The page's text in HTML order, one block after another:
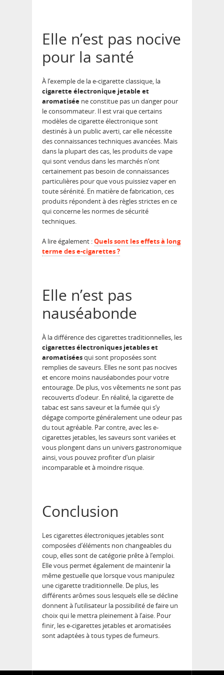
Elle n’est pas nocive
pour la santé
À l’exemple de la e-cigarette classique, la
cigarette électronique jetable et
aromatisée ne constitue pas un danger pour
le consommateur. Il est vrai que certains
modèles de cigarette électronique sont
destinés à un public averti, car elle nécessite
des connaissances techniques avancées. Mais
dans la plupart des cas, les produits de vape
qui sont vendus dans les marchés n’ont
certainement pas besoin de connaissances
particulières pour que vous puissiez vaper en
toute sérénité. En matière de fabrication, ces
produits répondent à des règles strictes en ce
qui concerne les normes de sécurité
techniques.
A lire également :Quels sont les effets à long
terme des e-cigarettes ?
Elle n’est pas
nauséabonde
À la différence des cigarettes traditionnelles, les
cigarettes électroniques jetables et
aromatiséesqui sont proposées sont
remplies de saveurs. Elles ne sont pas nocives
et encore moins nauséabondes pour votre
entourage. De plus, vos vêtements ne sont pas
recouverts d’odeur. En réalité, la cigarette de
tabac est sans saveur et la fumée qui s’y
dégage comporte généralement une odeur pas
du tout agréable. Par contre, avec les e-
cigarettes jetables, les saveurs sont variées et
vous plongent dans un univers gastronomique
ainsi, vous pouvez profiter d’un plaisir
incomparable et à moindre risque.
Conclusion
Les cigarettes électroniques jetables sont
composées d’éléments non changeables du
coup, elles sont de catégorie prête à l’emploi.
Elle vous permet également de maintenir la
même gestuelle que lorsque vous manipulez
une cigarette traditionnelle. De plus, les
différents arômes sous lesquels elle se décline
donnent à l’utilisateur la possibilité de faire un
choix qui le mettra pleinement à l’aise. Pour
finir, les e-cigarettes jetables et aromatisées
sont adaptées à tous types de fumeurs.